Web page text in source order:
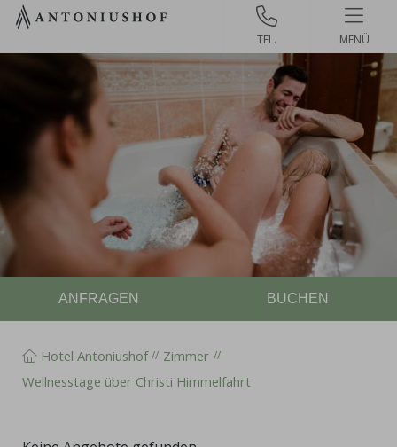
springen
MENÜ
BUCHEN
ANFRAGEN
Hotel Antoniushof
Zimmer
Wellnesstage über Christi Himmelfahrt